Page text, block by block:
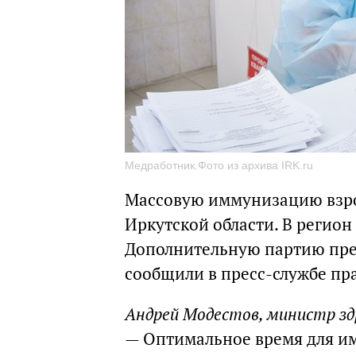
Медработник.Фото из архива IRK.ru
Массовую иммунизацию
Иркутской области. В
Дополнительную партию
сообщили в пресс-службе
Андрей Модестов, министр
— Оптимальное время для